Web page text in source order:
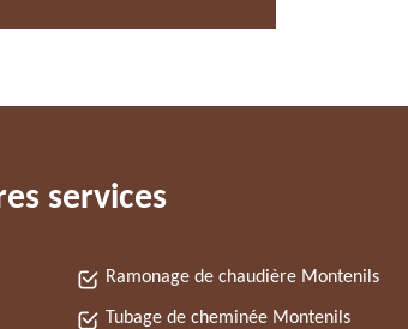
services
Ramonage de chaudière Montenils
Tubage de cheminée Montenils